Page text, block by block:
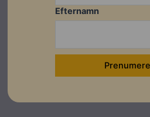
Efternamn